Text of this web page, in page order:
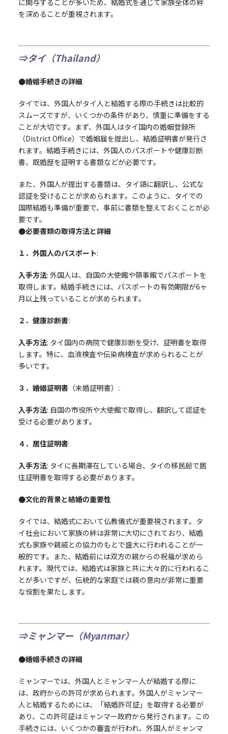
に関与することが多いため、結婚式を通じて家族全体の絆
を深めることが重視されます。
⇒タイ（Thailand）
●婚姻手続きの詳細
タイでは、外国人がタイ人と結婚する際の手続きは比較的
スムーズですが、いくつかの条件があり、慎重に準備をする
ことが大切です。まず、外国人はタイ国内の婚姻登録所
（District Office）で婚姻届を提出し、結婚証明書が発行さ
れます。結婚手続きには、外国人のパスポートや健康診断
書、既婚歴を証明する書類などが必要です。
また、外国人が提出する書類は、タイ語に翻訳し、公式な
認証を受けることが求められます。このように、タイでの
国際結婚も準備が重要で、事前に書類を整えておくことが必
要です。
●必要書類の取得方法と詳細
１．外国人のパスポート:
入手方法: 外国人は、自国の大使館や領事館でパスポートを
取得します。結婚手続きには、パスポートの有効期限が6ヶ
月以上残っていることが求められます。
２．健康診断書:
入手方法: タイ国内の病院で健康診断を受け、証明書を取得
します。特に、血液検査や伝染病検査が求められることが
多いです。
３．婚姻証明書（未婚証明書）:
入手方法: 自国の市役所や大使館で取得し、翻訳して認証を
受ける必要があります。
４．居住証明書:
入手方法: タイに長期滞在している場合、タイの移民局で居
住証明書を取得する必要があります。
●文化的背景と結婚の重要性
タイでは、結婚式において仏教儀式が重要視されます。タ
イ社会において家族の絆は非常に大切にされており、結婚
式も家族や親戚との協力のもとで盛大に行われることが一
般的です。また、結婚前には双方の親からの祝福が求めら
れます。現代では、結婚式は家族と共に大々的に行われるこ
とが多いですが、伝統的な家庭では親の意向が非常に重要
な役割を果たします。
⇒ミャンマー（Myanmar）
●婚姻手続きの詳細
ミャンマーでは、外国人とミャンマー人が結婚する際に
は、政府からの許可が求められます。外国人がミャンマー
人と結婚するためには、「結婚許可証」を取得する必要が
あり、この許可証はミャンマー政府から発行されます。この
手続きには、いくつかの審査が行われ、外国人がミャンマ